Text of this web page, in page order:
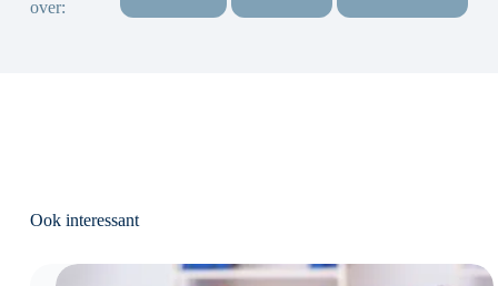
over:
Ook interessant